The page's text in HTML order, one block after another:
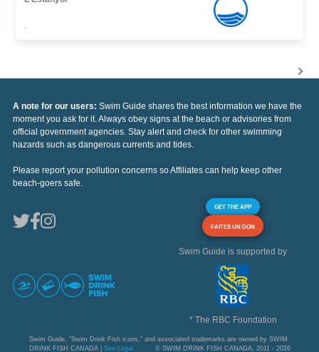
,
A note for our users: Swim Guide shares the best information we have the
moment you ask for it. Always obey signs at the beach or advisories from
official government agencies. Stay alert and check for other swimming
hazards such as dangerous currents and tides.
Please report your pollution concerns so Affiliates can help keep other
beach-goers safe.
GET THE APP
FAITES UN DON
Swim Guide is supported by
* The RBC Foundation
Swim Guide, "Swim Drink Fish icons," and associated trademarks are owned by SWIM
DRINK FISH CANADA | See Legal © SWIM DRINK FISH CANADA, 2011 - 2026